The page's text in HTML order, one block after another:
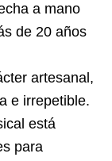
a mano
de 20 años
artesanal,
e irrepetible.
está
para